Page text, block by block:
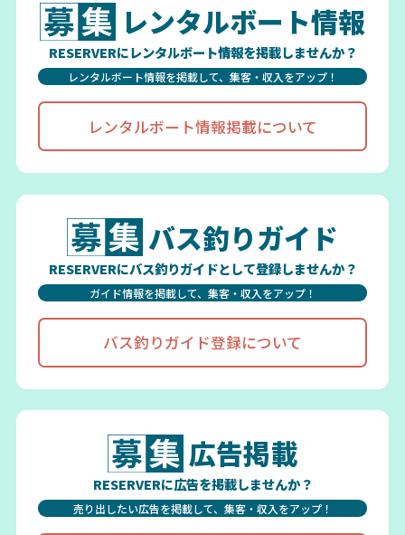
レンタルボート情報
RESERVERにレンタルボート情報を掲載しませんか？
レンタルボート情報を掲載して、集客・収入をアップ！
レンタルボート情報掲載について
バス釣りガイド
RESERVERにバス釣りガイドとして登録しませんか？
ガイド情報を掲載して、集客・収入をアップ！
バス釣りガイド登録について
広告掲載
RESERVERに広告を掲載しませんか？
売り出したい広告を掲載して、集客・収入をアップ！